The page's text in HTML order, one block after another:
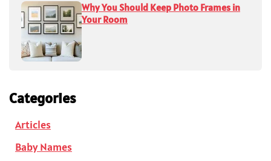
Why You Should Keep Photo Frames in
Your Room
Categories
Articles
Baby Names